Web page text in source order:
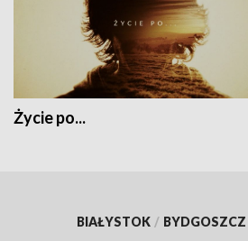
Życie po...
BIAŁYSTOK / BYDGOSZCZ